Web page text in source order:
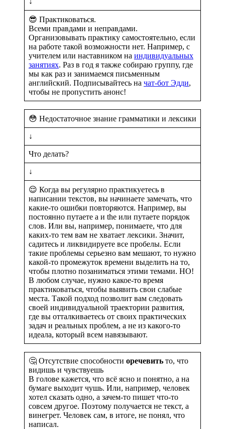
😎 Практиковаться.
Всеми правдами и неправдами.
Организовывать практику самостоятельно, если
на работе такой возможности нет. Например, с
учителем или наставником на индивидуальных
занятиях. Раз в год я также собираю группу, где
мы как раз и занимаемся письменным
английский. Подписывайтесь на чат-бот Эдди,
чтобы не пропустить анонс!
😳 Недостаточное знание грамматики и лексики
↓
Что делать?
↓
😌 Когда вы регулярно практикуетесь в
написании текстов, вы начинаете замечать, что
какие-то ошибки повторяются. Например, вы
постоянно путаете a и the или путаете порядок
слов. Или вы, например, понимаете, что для
каких-то тем вам не хватает лексики. Значит,
садитесь и ликвидируете все пробелы. Если
такие проблемы серьезно вам мешают, то нужно
какой-то промежуток времени выделить на то,
чтобы плотно позаниматься этими темами. НО!
В любом случае, нужно какое-то время
практиковаться, чтобы выявить свои слабые
места. Такой подход позволит вам следовать
своей индивидуальной траектории развития,
где вы отталкиваетесь от своих практических
задач и реальных проблем, а не из какого-то
идеала, который всем навязывают.
🤔 Отсутствие способности оречевить то, что
видишь и чувствуешь
В голове кажется, что всё ясно и понятно, а на
бумаге выходит чушь. Или, например, человек
хотел сказать одно, а зачем-то пишет что-то
совсем другое. Поэтому получается не текст, а
винегрет. Человек сам, в итоге, не понял, что
написал.